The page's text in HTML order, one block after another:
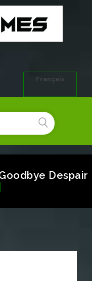
Français
Despair